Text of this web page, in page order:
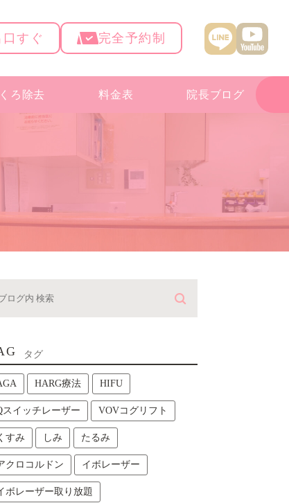
すぐ 完全予約制
ろ除去 料金表 院長ブログ
タグ
HARG療法 HIFU
スイッチレーザー VOVコグリフト
すみ しみ たるみ
クロコルドン イボレーザー
ボレーザー取り放題